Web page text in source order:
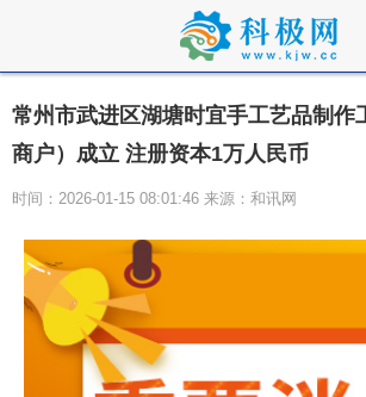
常州市武进区湖塘时宜手工艺品制作
商户）成立 注册资本1万人民币
时间：2026-01-15 08:01:46 来源：和讯网